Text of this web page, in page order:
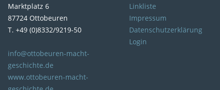
Marktplatz 6
87724 Ottobeuren
T. +49 (0)8332/9219-50
info@ottobeuren-macht-
geschichte.de
www.ottobeuren-macht-
Linkliste
Impressum
Datenschutzerklärung
Login